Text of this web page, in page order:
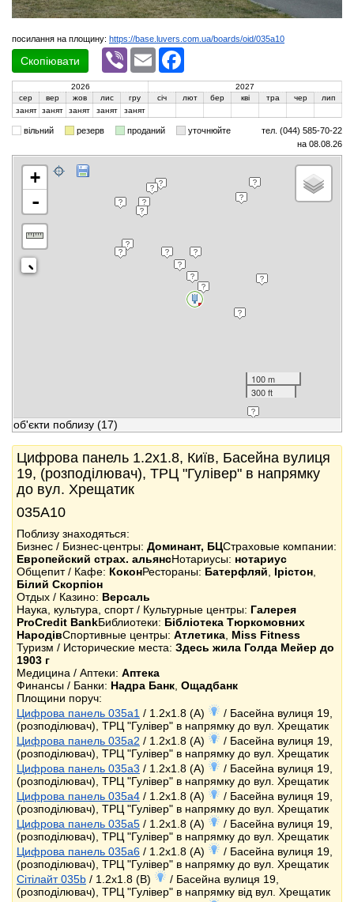
посилання на площину: https://base.luvers.com.ua/boards/oid/035a10
Скопіювати
Viber Email
2026
2027
сер
вер жов лис гру січ лют бер кві тра чер
лип
занят занят занят занят занят
вільний резерв проданий уточнюйте
тел. (044) 585-70-22
на 08.08.26
+
-
100 m
300 ft
об'єкти поблизу (17)
Цифрова панель 1.2x1.8, Київ, Басейна вулиця
19, (розподілювач), ТРЦ "Гулівер" в напрямку
до вул. Хрещатик
035А10
Поблизу знаходяться:
Бизнес / Бизнес-центры: Доминант, БЦСтраховые компании:
Европейский страх. альянсНотариусы: нотариус
Общепит / Кафе: КоконРестораны: Батерфляй Ірістон
Білий Скорпіон
Отдых / Казино: Версаль
Наука, культура, спорт / Культурные центры: Галерея
ProCredit BankБиблиотеки: Бібліотека Тюркомовних
НародівСпортивные центры: Атлетика Miss Fitness
Туризм / Исторические места: Здесь жила Голда Мейер до
1903 г
Медицина / Аптеки: Аптека
Финансы / Банки: Надра Банк Ощадбанк
Площини поруч:
Цифрова панель 035a1 / 1.2x1.8 (A)
/ Басейна вулиця 19,
(розподілювач), ТРЦ "Гулівер" в напрямку до вул. Хрещатик
Цифрова панель 035a2 / 1.2x1.8 (A)
/ Басейна вулиця 19,
(розподілювач), ТРЦ "Гулівер" в напрямку до вул. Хрещатик
Цифрова панель 035a3 / 1.2x1.8 (A)
/ Басейна вулиця 19,
(розподілювач), ТРЦ "Гулівер" в напрямку до вул. Хрещатик
Цифрова панель 035a4 / 1.2x1.8 (A)
/ Басейна вулиця 19,
(розподілювач), ТРЦ "Гулівер" в напрямку до вул. Хрещатик
Цифрова панель 035a5 / 1.2x1.8 (A)
/ Басейна вулиця 19,
(розподілювач), ТРЦ "Гулівер" в напрямку до вул. Хрещатик
Цифрова панель 035a6 / 1.2x1.8 (A)
/ Басейна вулиця 19,
(розподілювач), ТРЦ "Гулівер" в напрямку до вул. Хрещатик
Сітілайт 035b / 1.2x1.8 (B)
/ Басейна вулиця 19,
(розподілювач), ТРЦ "Гулівер" в напрямку від вул. Хрещатик